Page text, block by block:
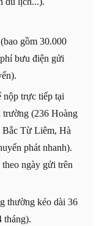
gồm 30.000
bưu điện gửi
nộp trực tiếp tại
trường (236 Hoàng
Bắc Từ Liêm, Hà
phát nhanh).
ngày gửi trên
thường kéo dài 36
tháng).